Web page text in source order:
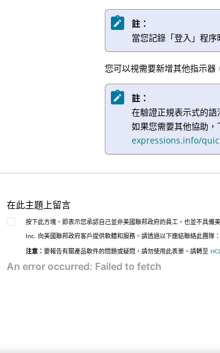
註：
當您記錄「登入」程
您可以視需要新增其他指示器
註：
在驗證正規表示式的
如果您需要其他協助，
expressions.info/
在此主題上留言
按下此方塊，即表示您承認自己並非美國聯邦政府的員工，也並不具
Inc. 向美國聯邦政府客戶提供軟體和服務。請透過以下連結聯絡此團隊
注意：要報告有關產品軟件的問題或疑問，請勿使用此表單。請轉至